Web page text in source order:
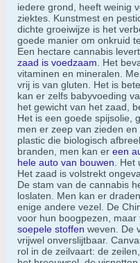
iedere grond, heeft weinig
ziektes. Kunstmest en
dichte groeiwijze is het
goede manier om onkruid
Een hectare cannabis
zaad is voedzaam . Het
vitaminen en mineralen.
vrij is van gluten. Het is
kan er zelfs babyvoeding
het gewicht van het zaad,
Het is een goede spijsolie,
men er zeep van zieden
plastic die biologisch
branden, men kan er een
hele auto van bouwen .
Het zaad is volstrekt
De stam van de cannabis
loslaten. Men kan er
enige andere vezel. De
voor hun boogpezen,
soepele stoffen weven. De
vrijwel onverslijtbaar.
rol in de zeilvaart: de